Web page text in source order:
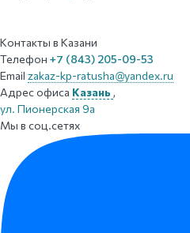
Контакты в Казани
Телефон +7 (843) 205-09-53
Email zakaz-kp-ratusha@yandex.ru
Адрес офиса Казань ,
ул. Пионерская 9а
Мы в соц.сетях